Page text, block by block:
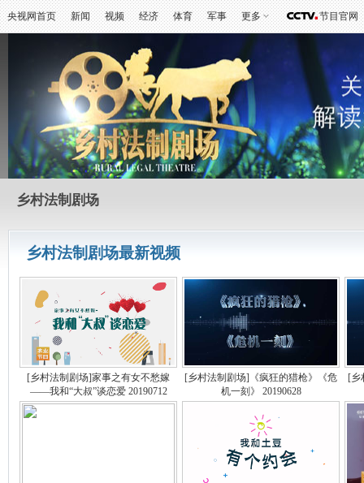
央视网首页 新闻 视频 经济 体育 军事 更多 节目官网
乡村法制剧场
乡村法制剧场最新视频
[乡村法制剧场]家事之有女不愁嫁
——我和“大叔”谈恋爱 20190712
[乡村法制剧场]《疯狂的猎枪》《危
机一刻》 20190628
[乡